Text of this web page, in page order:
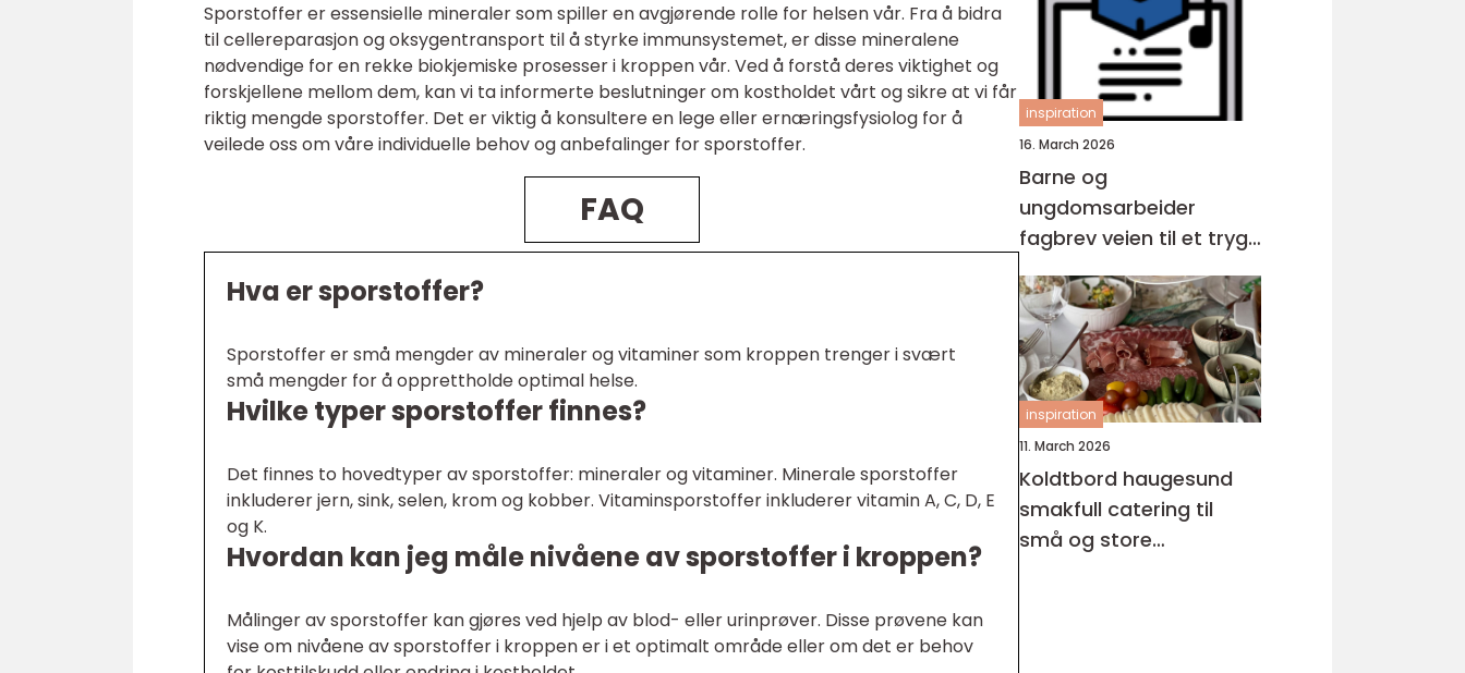
Sporstoffer er essensielle mineraler som spiller en avgjørende rolle for helsen vår. Fra å bidra
til cellereparasjon og oksygentransport til å styrke immunsystemet, er disse mineralene
nødvendige for en rekke biokjemiske prosesser i kroppen vår. Ved å forstå deres viktighet og
forskjellene mellom dem, kan vi ta informerte beslutninger om kostholdet vårt og sikre at vi får
riktig mengde sporstoffer. Det er viktig å konsultere en lege eller ernæringsfysiolog for å
veilede oss om våre individuelle behov og anbefalinger for sporstoffer.
FAQ
Hva er sporstoffer?
Sporstoffer er små mengder av mineraler og vitaminer som kroppen trenger i svært
små mengder for å opprettholde optimal helse.
Hvilke typer sporstoffer finnes?
Det finnes to hovedtyper av sporstoffer: mineraler og vitaminer. Minerale sporstoffer
inkluderer jern, sink, selen, krom og kobber. Vitaminsporstoffer inkluderer vitamin A, C, D, E
og K.
Hvordan kan jeg måle nivåene av sporstoffer i kroppen?
Målinger av sporstoffer kan gjøres ved hjelp av blod- eller urinprøver. Disse prøvene kan
vise om nivåene av sporstoffer i kroppen er i et optimalt område eller om det er behov
inspiration
16. March 2026
Barne og
ungdomsarbeider
fagbrev veien til et trygt
og meningsfullt yrke
inspiration
11. March 2026
Koldtbord haugesund
smakfull catering til
små og store